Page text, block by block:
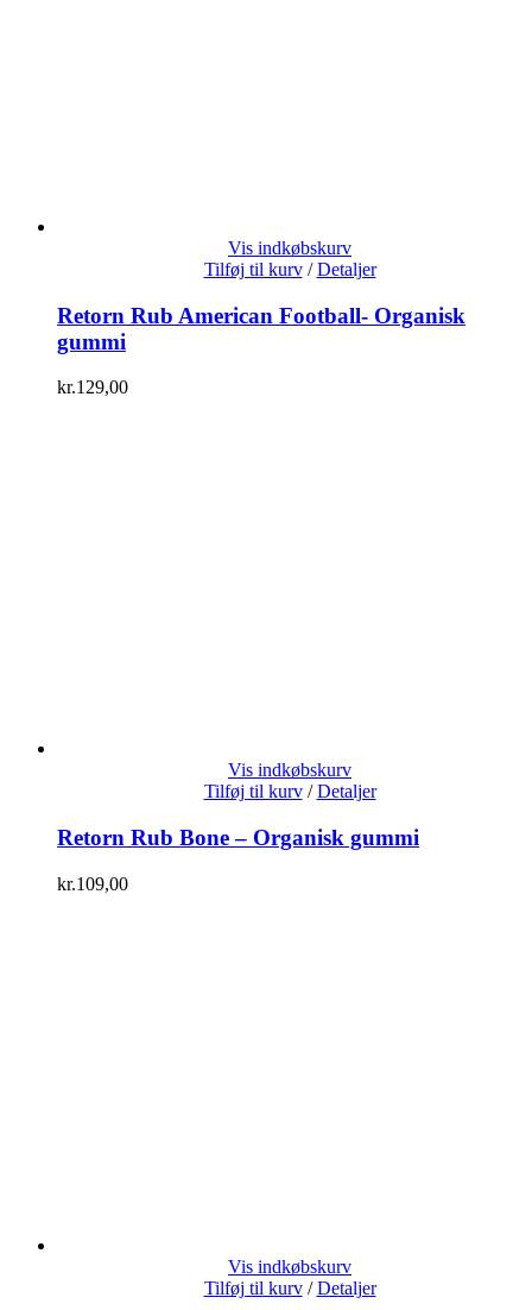
Vis indkøbskurv
Tilføj til kurv / Detaljer
Retorn Rub American Football- Organisk
gummi
kr.129,00
Vis indkøbskurv
Tilføj til kurv / Detaljer
Retorn Rub Bone – Organisk gummi
kr.109,00
Vis indkøbskurv
Tilføj til kurv / Detaljer